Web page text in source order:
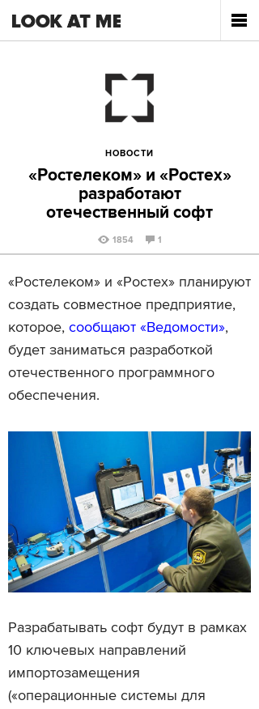
НОВОСТИ
«Ростелеком» и «Ростех»
разработают
отечественный софт
1854 1
«Ростелеком» и «Ростех» планируют
создать совместное предприятие,
которое, сообщают «Ведомости»,
будет заниматься разработкой
отечественного программного
обеспечения.
Разрабатывать софт будут в рамках
10 ключевых направлений
импортозамещения
(«операционные системы для